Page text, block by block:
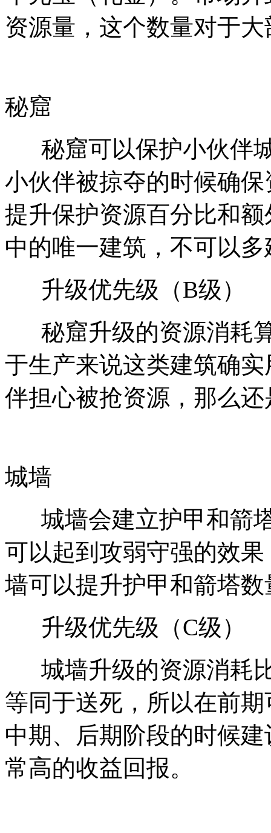
资源量，这个数量对于
秘窟
秘窟可以保护小伙伴
小伙伴被掠夺的时候确
提升保护资源百分比和
中的唯一建筑，不可以多
升级优先级（B级）
秘窟升级的资源消耗
于生产来说这类建筑确
伴担心被抢资源，那么
城墙
城墙会建立护甲和箭
可以起到攻弱守强的效
墙可以提升护甲和箭塔
升级优先级（C级）
城墙升级的资源消耗
等同于送死，所以在前
中期、后期阶段的时候
常高的收益回报。